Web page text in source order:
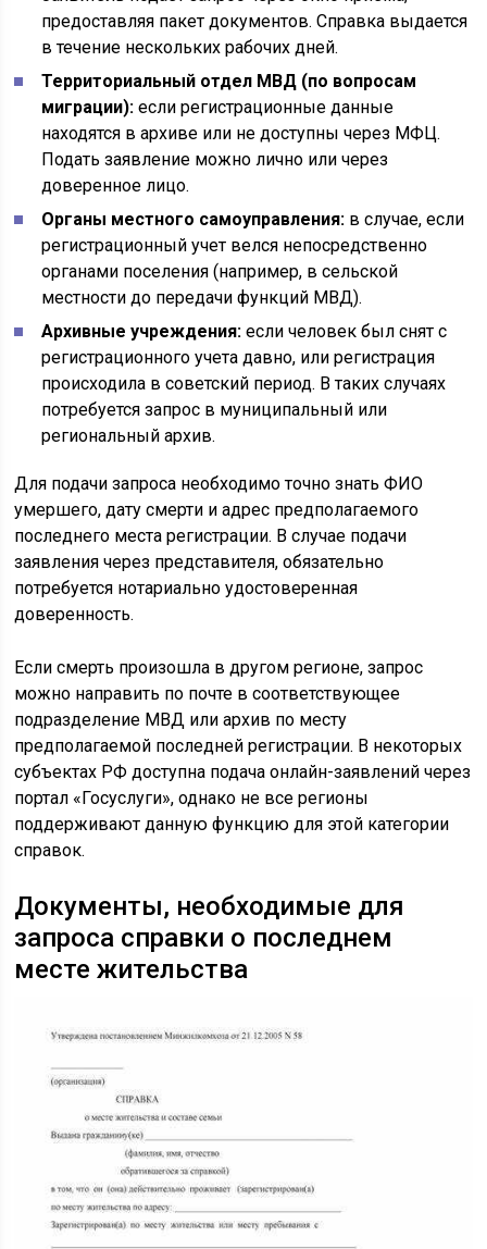
предоставляя пакет документов. Справка выдается
в течение нескольких рабочих дней.
Территориальный отдел МВД (по вопросам
миграции): если регистрационные данные
находятся в архиве или не доступны через МФЦ.
Подать заявление можно лично или через
доверенное лицо.
Органы местного самоуправления: в случае, если
регистрационный учет велся непосредственно
органами поселения (например, в сельской
местности до передачи функций МВД).
Архивные учреждения: если человек был снят с
регистрационного учета давно, или регистрация
происходила в советский период. В таких случаях
потребуется запрос в муниципальный или
региональный архив.
Для подачи запроса необходимо точно знать ФИО
умершего, дату смерти и адрес предполагаемого
последнего места регистрации. В случае подачи
заявления через представителя, обязательно
потребуется нотариально удостоверенная
доверенность.
Если смерть произошла в другом регионе, запрос
можно направить по почте в соответствующее
подразделение МВД или архив по месту
предполагаемой последней регистрации. В некоторых
субъектах РФ доступна подача онлайн-заявлений через
портал «Госуслуги», однако не все регионы
поддерживают данную функцию для этой категории
справок.
Документы, необходимые для
запроса справки о последнем
месте жительства